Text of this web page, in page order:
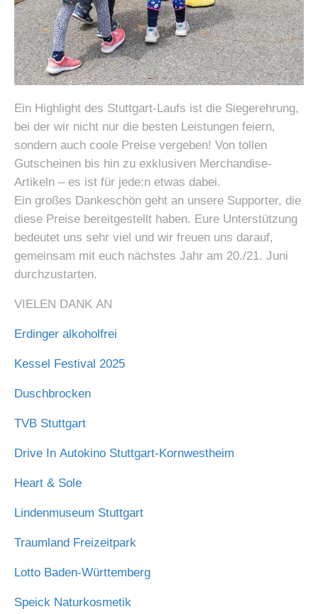
Ein Highlight des Stuttgart-Laufs ist die Siegerehrung,
bei der wir nicht nur die besten Leistungen feiern,
sondern auch coole Preise vergeben! Von tollen
Gutscheinen bis hin zu exklusiven Merchandise-
Artikeln – es ist für jede:n etwas dabei.
Ein großes Dankeschön geht an unsere Supporter, die
diese Preise bereitgestellt haben. Eure Unterstützung
bedeutet uns sehr viel und wir freuen uns darauf,
gemeinsam mit euch nächstes Jahr am 20./21. Juni
durchzustarten.
VIELEN DANK AN
Erdinger alkoholfrei
Kessel Festival 2025
Duschbrocken
TVB Stuttgart
Drive In Autokino Stuttgart-Kornwestheim
Heart & Sole
Lindenmuseum Stuttgart
Traumland Freizeitpark
Lotto Baden-Württemberg
Speick Naturkosmetik